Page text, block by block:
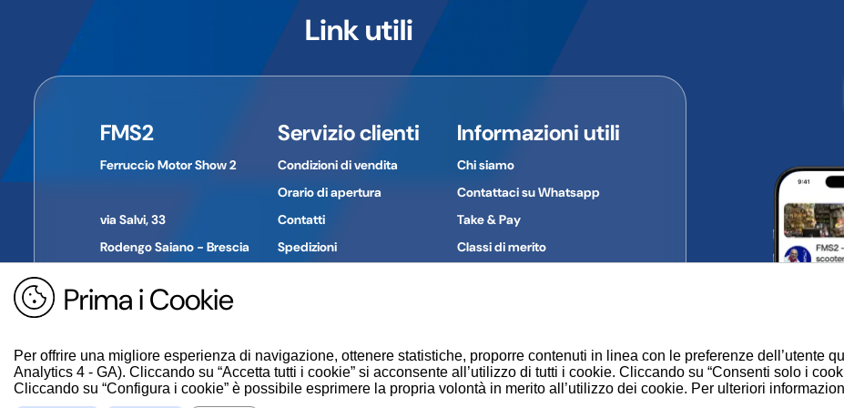
Prima i Cookie
Per offrire una migliore esperienza di navigazione, ottenere statistiche, proporre contenuti in linea con le preferenze dell’utente
Analytics 4 - GA). Cliccando su “Accetta tutti i cookie” si acconsente all’utilizzo di tutti i cookie. Cliccando su “Consenti solo i
Cliccando su “Configura i cookie” è possibile esprimere la propria volontà in merito all’utilizzo dei cookie. Per ulteriori
Le immagini a volte possono differire in qualche particolare dal prodotto al quale si riferiscono.
Informazioni di contatto del produttore/importatore:
Nome dell'azienda:CIF
Provincia:
Paese:
Link utili
FMS2
Ferruccio Motor Show 2
via Salvi, 33
Rodengo Saiano - Brescia
Tel. +39 030 610774
Servizio clienti
Condizioni di vendita
Orario di apertura
Contatti
Spedizioni
Informazioni utili
Chi siamo
Contattaci su Whatsapp
Take & Pay
Classi di merito